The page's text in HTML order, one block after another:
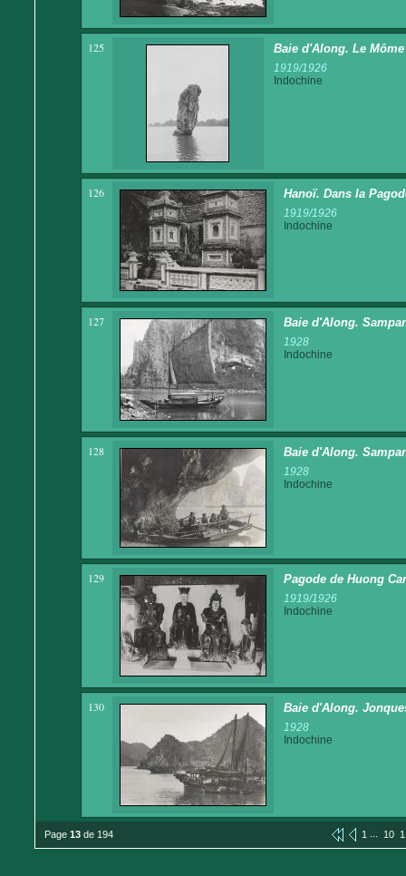
125 Baie d'Along. Le Môme
1919/1926
Indochine
126 Hanoï. Dans la
1919/1926
Indochine
127 Baie d'Along.
1928
Indochine
128 Baie d'Along.
1928
Indochine
129 Pagode de Huong
1919/1926
Indochine
130 Baie d'Along.
1928
Indochine
Page 13 de 194 1 ... 10